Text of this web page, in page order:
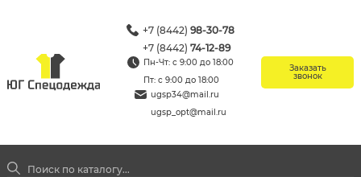
+7 (8442) 98-30-78
+7 (8442) 74-12-89
Пн-Чт: с 9:00 до 18:00
Пт: с 9:00 до 18:00
ugsp34@mail.ru
ugsp_opt@mail.ru
Заказать
звонок